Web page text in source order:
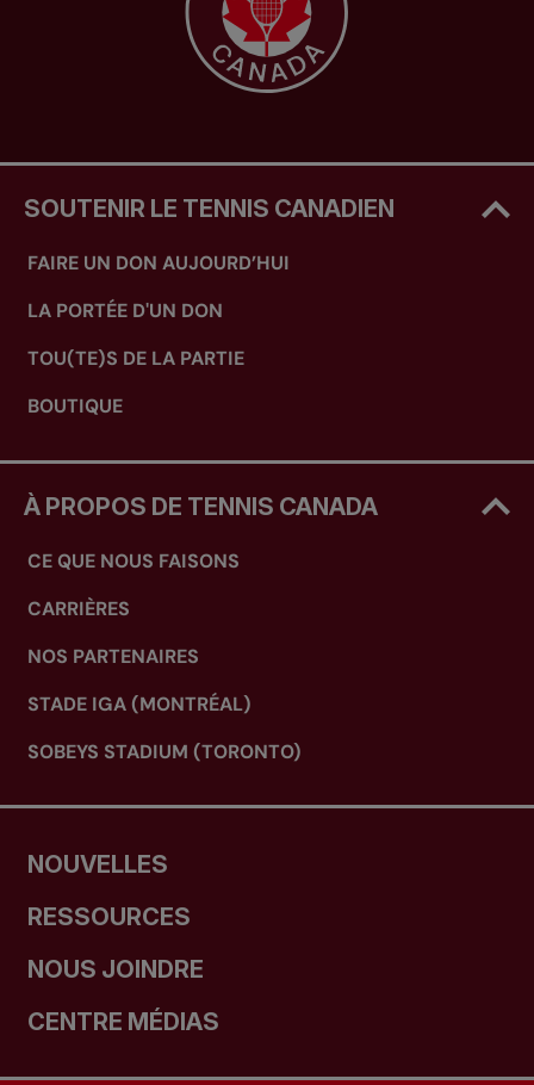
SOUTENIR LE TENNIS CANADIEN
FAIRE UN DON AUJOURD’HUI
LA PORTÉE D'UN DON
TOU(TE)S DE LA PARTIE
BOUTIQUE
À PROPOS DE TENNIS CANADA
CE QUE NOUS FAISONS
CARRIÈRES
NOS PARTENAIRES
STADE IGA (MONTRÉAL)
SOBEYS STADIUM (TORONTO)
NOUVELLES
RESSOURCES
NOUS JOINDRE
CENTRE MÉDIAS